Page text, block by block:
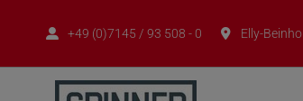
+49 (0)7145 / 93 508 - 0 Elly-